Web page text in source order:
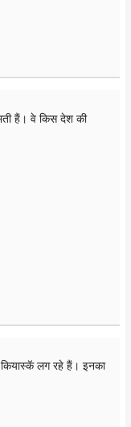
हैं। वे किस देश की
लग रहे हैं। इनका